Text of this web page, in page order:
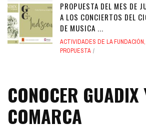
PROPUESTA DEL MES DE
A LOS CONCIERTOS DEL
DE MUSICA ...
ACTIVIDADES DE LA FUNDACIÓN,
PROPUESTA
CONOCER GUADIX
COMARCA